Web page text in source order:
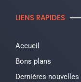
LIENS RAPIDES
Accueil
Bons plans
Dernières nouvelles